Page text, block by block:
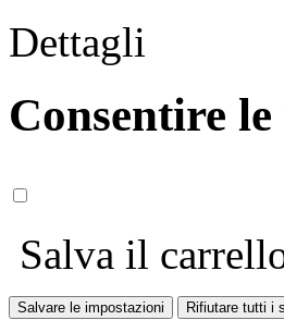
Dettagli
Consentire
Salva il
Salvare le impostazioni Rifiutare tutti i